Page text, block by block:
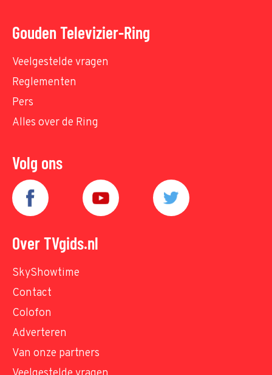
Gouden Televizier-Ring
Veelgestelde vragen
Reglementen
Pers
Alles over de Ring
Volg ons
Over TVgids.nl
SkyShowtime
Contact
Colofon
Adverteren
Van onze partners